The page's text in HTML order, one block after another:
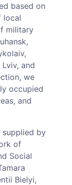
based on
local
military
and
we
occupied
and
supplied by
of
Social
Bielyi,